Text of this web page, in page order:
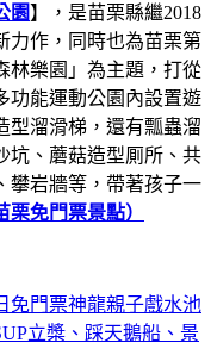
園】，是苗栗縣繼2018
力作，同時也為苗栗第
林樂園」為主題，打從
功能運動公園內設置遊
型溜滑梯，還有瓢蟲溜
坑、蘑菇造型厠所、共
攀岩牆等，帶著孩子一
栗免門票景點）
免門票神龍親子戲水池
立槳、踩天鵝船、景